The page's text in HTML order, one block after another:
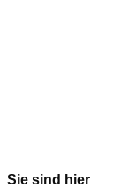
Sie sind hier